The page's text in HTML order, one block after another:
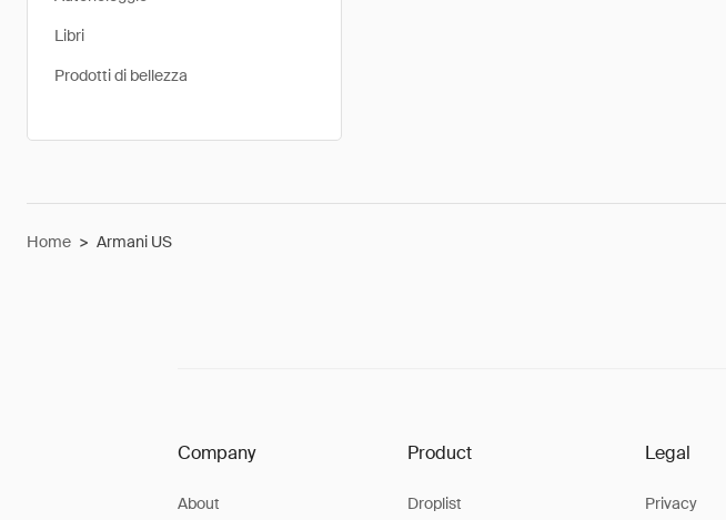
Libri
Prodotti di bellezza
Home > Armani US
Company
About
Product
Droplist
Legal
Privacy